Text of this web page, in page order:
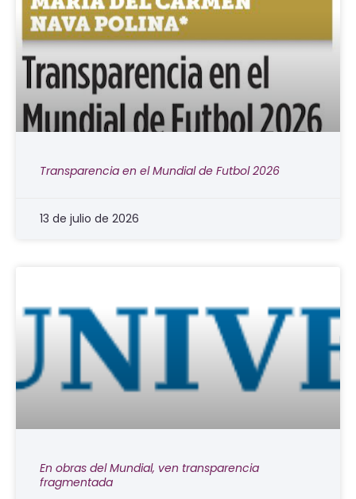
Transparencia en el Mundial de Futbol 2026
13 de julio de 2026
En obras del Mundial, ven transparencia
fragmentada